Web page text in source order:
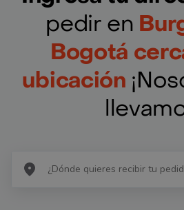
pedir en
Bogotá
ubicación